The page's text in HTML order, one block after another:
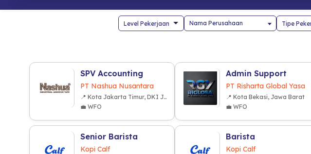
Nama Perusahaan
SPV Accounting
PT Nashua Nusantara
📍 Kota Jakarta Timur, DKI Jakarta
💼 WFO
Admin Support
PT Risharta Global Yasa
📍 Kota Bekasi, Jawa Barat
💼 WFO
Senior Barista
Kopi Calf
Barista
Kopi Calf